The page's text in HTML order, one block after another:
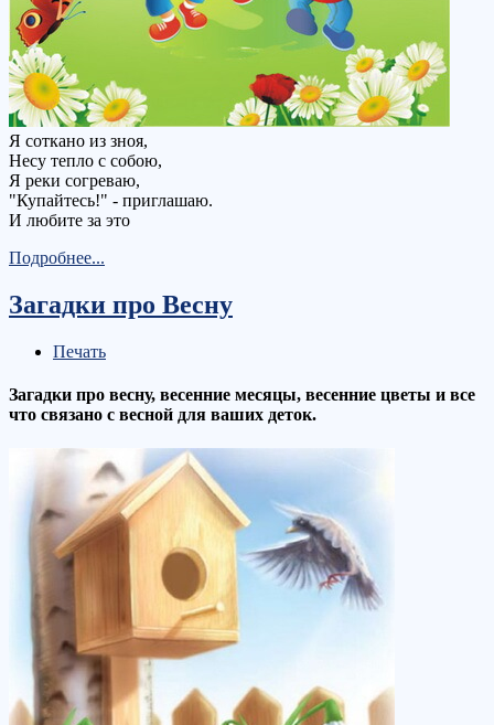
Я соткано из зноя,
Несу тепло с собою,
Я реки согреваю,
"Купайтесь!" - приглашаю.
И любите за это
Подробнее...
Загадки про Весну
Печать
Загадки про весну, весенние месяцы, весенние цветы и все
что связано с весной для ваших деток.